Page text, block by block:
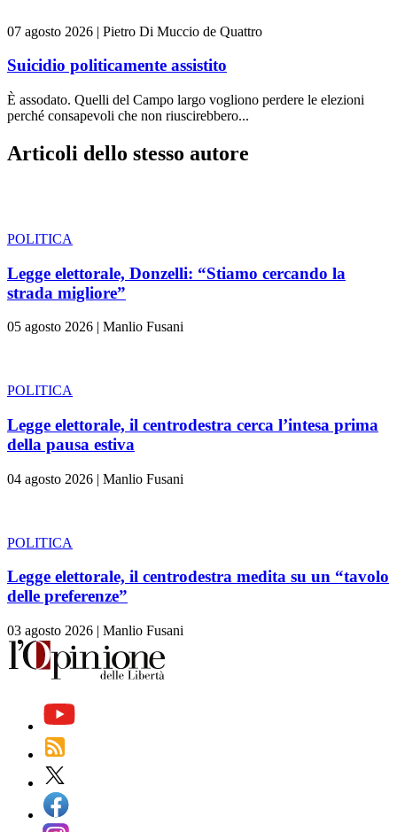
07 agosto 2026 | Pietro Di Muccio de Quattro
Suicidio politicamente assistito
È assodato. Quelli del Campo largo vogliono perdere le elezioni
perché consapevoli che non riuscirebbero...
Articoli dello stesso autore
POLITICA
Legge elettorale, Donzelli: “Stiamo cercando la
strada migliore”
05 agosto 2026 | Manlio Fusani
POLITICA
Legge elettorale, il centrodestra cerca l’intesa prima
della pausa estiva
04 agosto 2026 | Manlio Fusani
POLITICA
Legge elettorale, il centrodestra medita su un “tavolo
delle preferenze”
03 agosto 2026 | Manlio Fusani